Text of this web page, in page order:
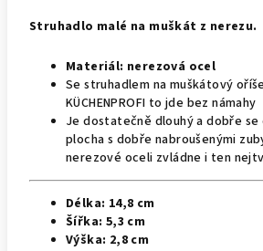
Struhadlo malé na muškát z nerezu.
Materiál: nerezová ocel
Se struhadlem na muškátový
KÜCHENPROFI to jde bez námahy
Je dostatečně dlouhý a dobře
plocha s dobře nabroušenými
nerezové oceli zvládne i ten
Délka: 14,8 cm
Šířka: 5,3 cm
Výška: 2,8 cm